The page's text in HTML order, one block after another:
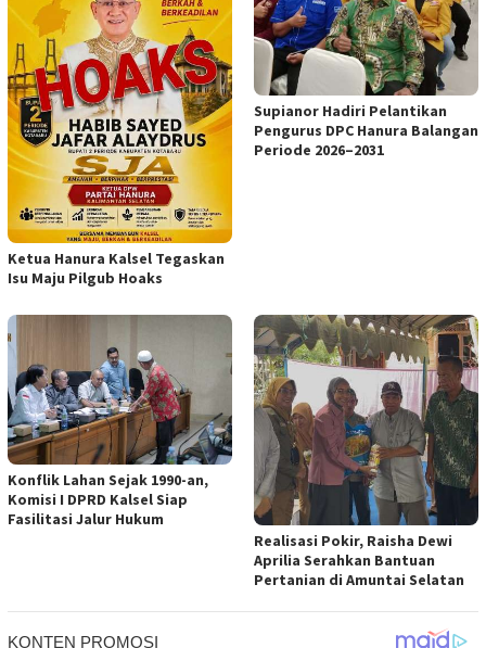
Ketua Hanura Kalsel Tegaskan
Isu Maju Pilgub Hoaks
Supianor Hadiri Pelantikan
Pengurus DPC Hanura Balangan
Periode 2026–2031
Konflik Lahan Sejak 1990-an,
Komisi I DPRD Kalsel Siap
Fasilitasi Jalur Hukum
Realisasi Pokir, Raisha Dewi
Aprilia Serahkan Bantuan
Pertanian di Amuntai Selatan